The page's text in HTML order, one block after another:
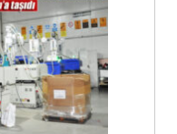
Alperen…
yürüdü.!